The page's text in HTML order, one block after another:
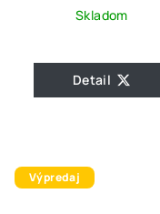
Skladom
Detail
Výpredaj